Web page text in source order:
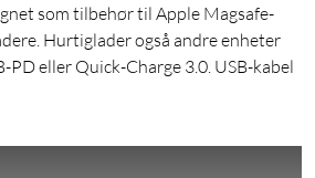
som tilbehør til Apple Magsafe-
Hurtiglader også andre enheter
PD eller Quick-Charge 3.0. USB-kabel